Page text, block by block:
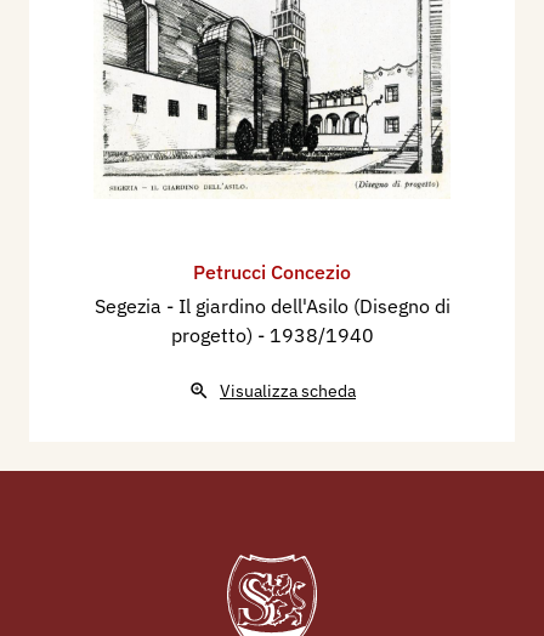
Petrucci Concezio
Segezia - Il giardino dell'Asilo (Disegno di
progetto) - 1938/1940
Visualizza scheda